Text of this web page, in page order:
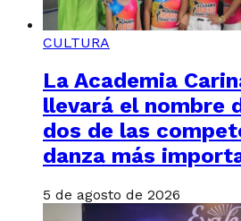
CULTURA
La Academia
llevará el nombre
dos de las
danza más
5 de agosto de 2026